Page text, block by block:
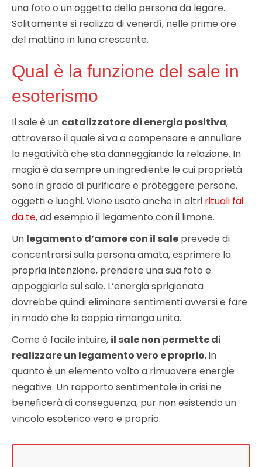
una foto o un oggetto della persona da legare.
Solitamente si realizza di venerdì, nelle prime ore
del mattino in luna crescente.
Qual è la funzione del sale in
esoterismo
Il sale è un catalizzatore di energia positiva,
attraverso il quale si va a compensare e annullare
la negatività che sta danneggiando la relazione. In
magia è da sempre un ingrediente le cui proprietà
sono in grado di purificare e proteggere persone,
oggetti e luoghi. Viene usato anche in altri rituali fai
da te, ad esempio il legamento con il limone.
Un legamento d’amore con il sale prevede di
concentrarsi sulla persona amata, esprimere la
propria intenzione, prendere una sua foto e
appoggiarla sul sale. L’energia sprigionata
dovrebbe quindi eliminare sentimenti avversi e fare
in modo che la coppia rimanga unita.
Come è facile intuire, il sale non permette di
realizzare un legamento vero e proprio, in
quanto è un elemento volto a rimuovere energie
negative. Un rapporto sentimentale in crisi ne
beneficerà di conseguenza, pur non esistendo un
vincolo esoterico vero e proprio.